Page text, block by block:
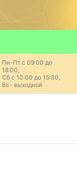
Пн-Пт с 09:00 до
18:00,
Сб с 10:00 до 15:30,
Вс- выходной